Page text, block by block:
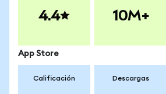
4.4 10M+
App Store
Calificación Descargas